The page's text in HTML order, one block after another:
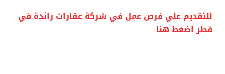
للتقديم علي فرص عمل في شركة عقارات رائدة في
قطر اضغط هنا